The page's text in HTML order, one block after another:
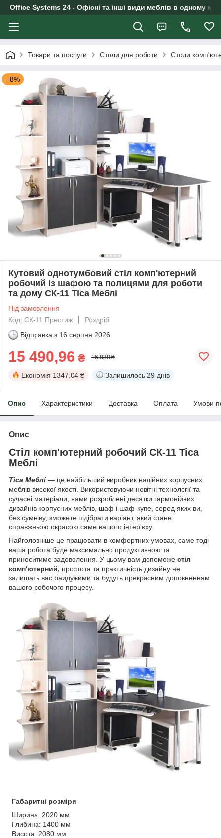
Office Systems 24 - Офісні та інші види меблів в одному
Товари та послуги Столи для роботи Столи
–8%
Кутовий однотумбовий стіл комп'ютерний
робочий із шафою та полицями для роботи
та дому СК-11 Тіса Меблі
Під замовлення
Код: СК-11 Престиж
Роздріб
Відправка з 16 серпня 2026
15 490,96 ₴ 16 838 ₴
Економія 1347.04 ₴ Залишилось 29 днів
Опис Характеристики Доставка Оплата Умови
Опис
Стіл комп'ютерний робочий СК-11 Тіса
Меблі
Тіса Меблі — це найбільший виробник надійних корпусних
меблів високої якості. Використовуючи новітні технології та
сучасні матеріали, нами розроблені десятки гармонійних
дизайнів корпусних меблів, шаф і шаф-купе, серед яких ви,
без сумніву, зможете підібрати варіант, який стане
справжньою окрасою саме вашого інтер'єру.
Найголовніше це працювати в комфортних умовах, саме тоді
ваша робота буде максимально продуктивною та
приноситиме задоволення. У цьому вам допоможе стіл
комп'ютерний, простота та практичність дизайну не
залишать вас байдужими та будуть прекрасним доповненням
вашого робочого процесу.
Габаритні розміри
Ширина: 2020 мм
Глибина: 1400 мм
Висота: 2080 мм